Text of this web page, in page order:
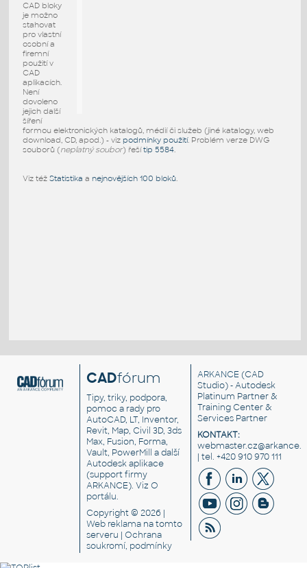
CAD bloky
je možno
stahovat
pro vlastní
osobní a
firemní
použití v
CAD
aplikacích.
Není
dovoleno
jejich další
šíření
formou elektronických katalogů, médií či služeb (jiné katalogy, web
download, CD, apod.) - viz podmínky použití. Problém verze DWG
souborů (neplatný soubor) řešítip 5584.
Viz též Statistika a nejnovějších 100 bloků.
CADfórum
Tipy, triky, podpora,
pomoc a rady pro
AutoCAD, LT, Inventor,
Revit, Map, Civil 3D, 3ds
Max, Fusion, Forma,
Vault, PowerMill a další
Autodesk aplikace
(support firmy
ARKANCE). VizO
portálu.
Copyright © 2026 |
Web reklama na tomto
serveru |Ochrana
soukromí, podmínky
ARKANCE (CAD
Studio) - Autodesk
Platinum Partner &
Training Center &
Services Partner
KONTAKT:
| tel. +420 910 970 111